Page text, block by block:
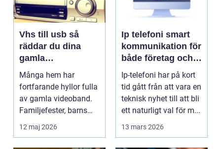
Vhs till usb så
räddar du dina
gamla
videominnen
Många hem har
fortfarande hyllor fulla
av gamla videoband.
Familjefester, barns
första steg, resor o...
12 maj 2026
Ip telefoni smart
kommunikation för
både företag och
privatpersoner
Ip-telefoni har på kort
tid gått från att vara en
teknisk nyhet till att bli
ett naturligt val för m...
13 mars 2026